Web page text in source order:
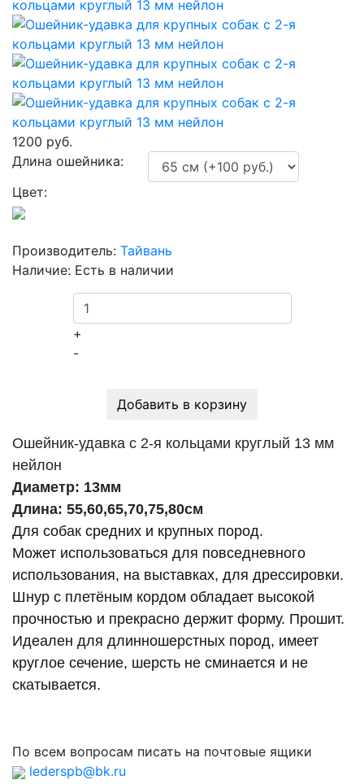
1200 руб.
Длина ошейника:
Цвет:
Производитель: Тайвань
Наличие: Есть в наличии
+
-
Добавить в корзину
Ошейник-удавка с 2-я кольцами круглый 13 мм
нейлон
Диаметр: 13мм
Длина: 55,60,65,70,75,80см
Для собак средних и крупных пород.
Может использоваться для повседневного
использования, на выставках, для дрессировки.
Шнур с плетёным кордом обладает высокой
прочностью и прекрасно держит форму. Прошит.
Идеален для длинношерстных пород, имеет
круглое сечение, шерсть не сминается и не
скатывается.
По всем вопросам писать на почтовые ящики
lederspb@bk.ru